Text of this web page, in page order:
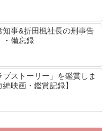
知事&折田楓社長の刑事告
・備忘録
ブストーリー」を鑑賞しま
編映画・鑑賞記録】